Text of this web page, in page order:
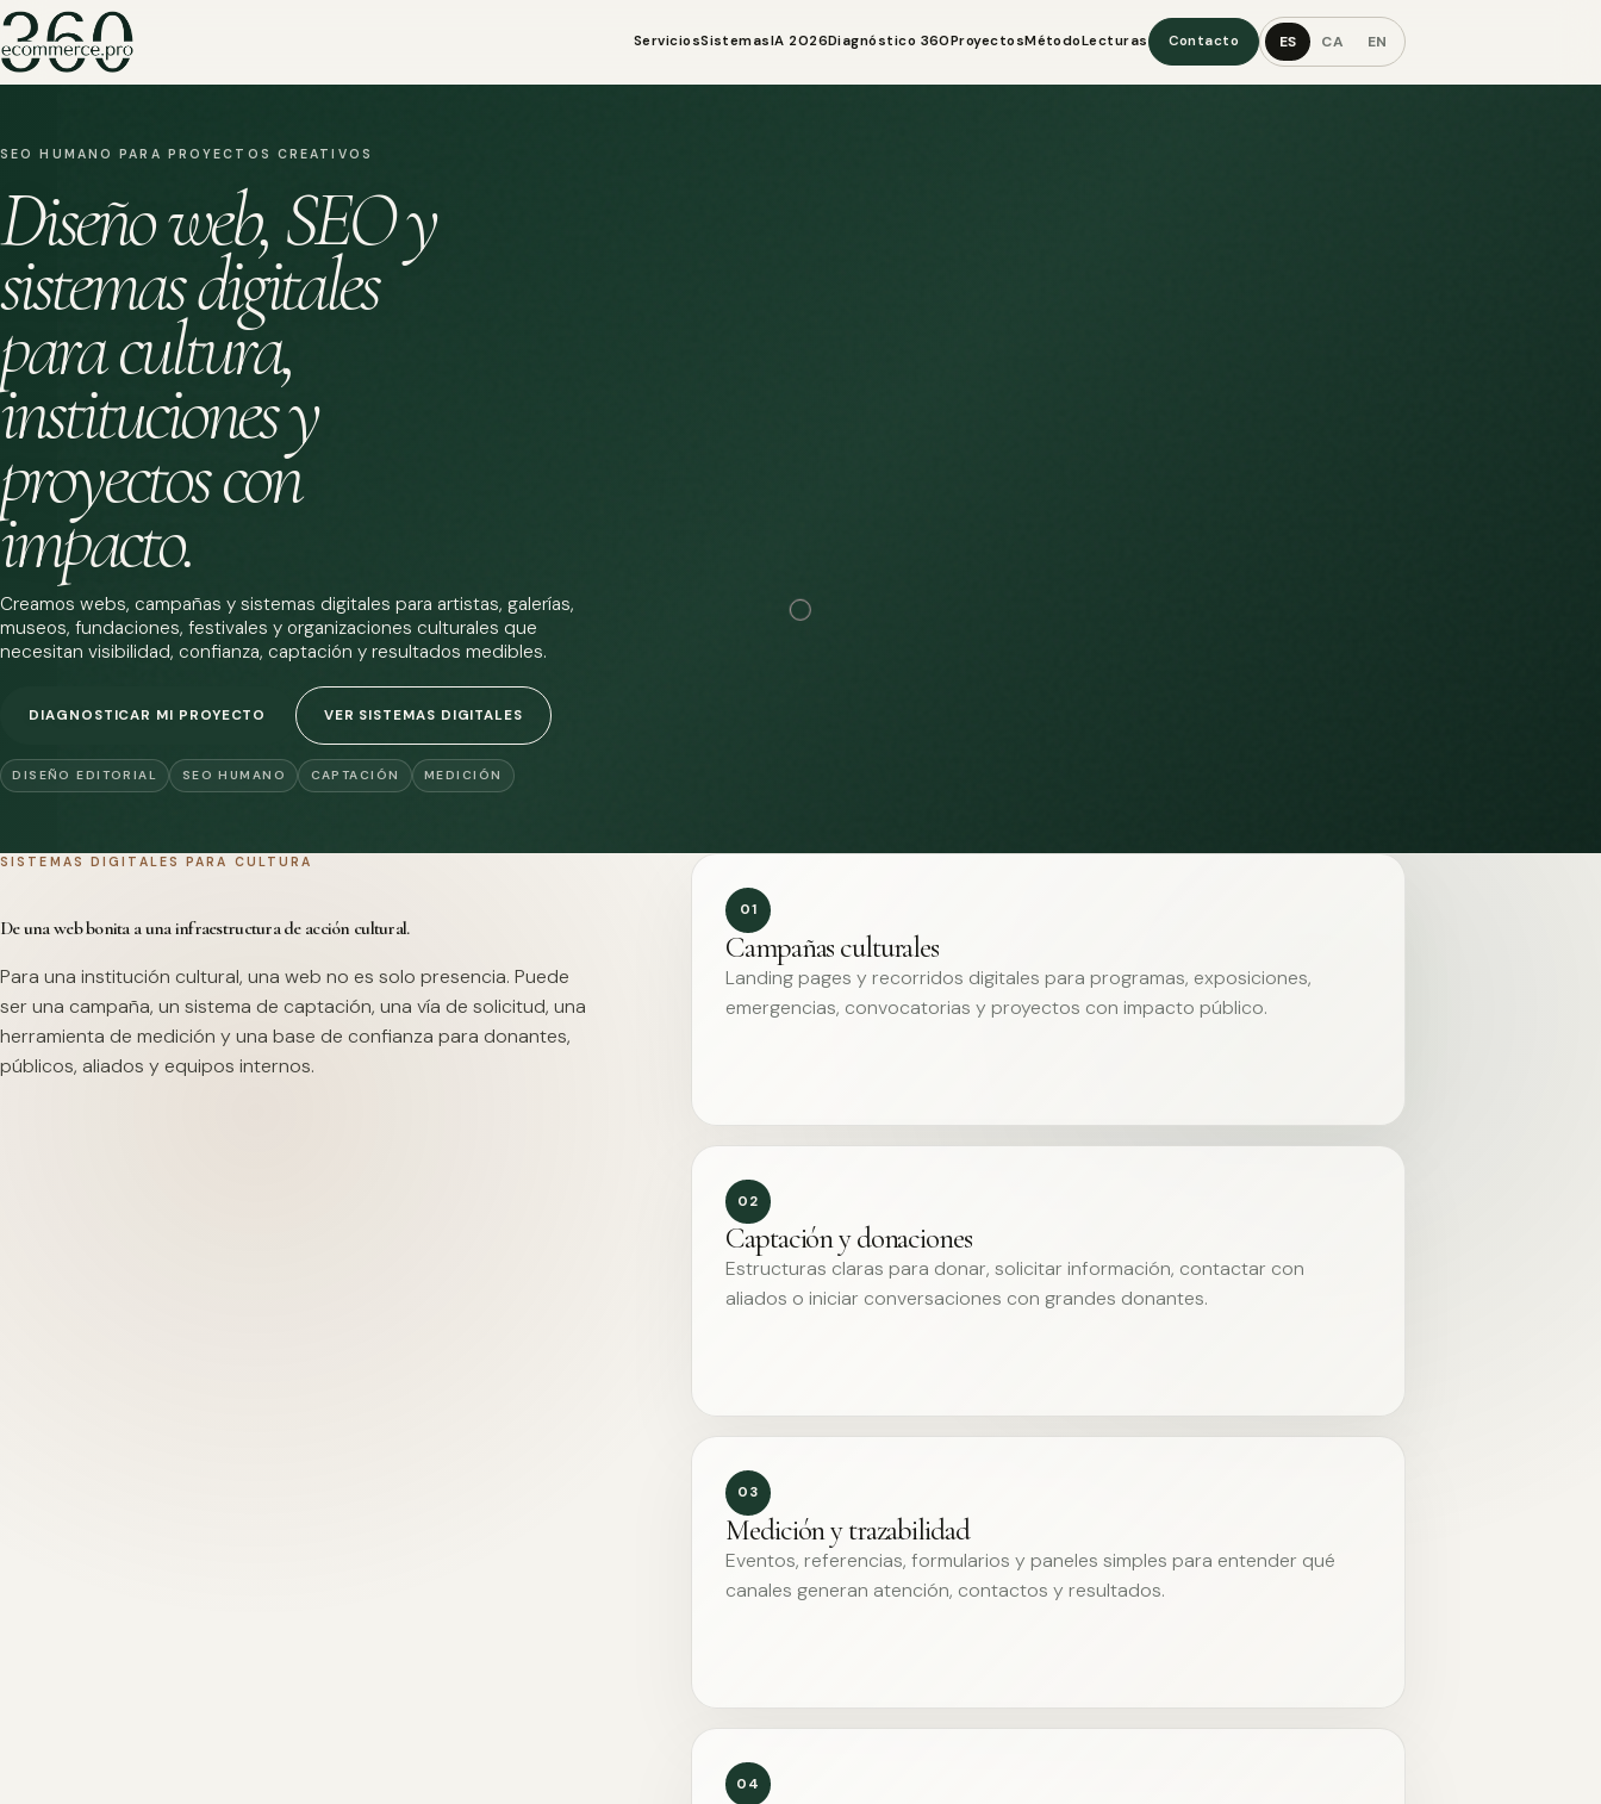
ServiciosSistemasIA 2026Diagnóstico 360ProyectosMétodoLecturas Contacto ES CA EN
SEO HUMANO PARA PROYECTOS CREATIVOS
Diseño web, SEO y
sistemas digitales
para cultura,
instituciones y
proyectos con
impacto.
Creamos webs, campañas y sistemas digitales para artistas, galerías,
museos, fundaciones, festivales y organizaciones culturales que
necesitan visibilidad, confianza, captación y resultados medibles.
DIAGNOSTICAR MI PROYECTO VER SISTEMAS DIGITALES
DISEÑO EDITORIAL SEO HUMANO CAPTACIÓN MEDICIÓN
SISTEMAS DIGITALES PARA CULTURA
De una web bonita a una infraestructura de acción cultural.
Para una institución cultural, una web no es solo presencia. Puede
ser una campaña, un sistema de captación, una vía de solicitud, una
herramienta de medición y una base de confianza para donantes,
públicos, aliados y equipos internos.
01
Campañas culturales
Landing pages y recorridos digitales para programas, exposiciones,
emergencias, convocatorias y proyectos con impacto público.
02
Captación y donaciones
Estructuras claras para donar, solicitar información, contactar con
aliados o iniciar conversaciones con grandes donantes.
03
Medición y trazabilidad
Eventos, referencias, formularios y paneles simples para entender qué
canales generan atención, contactos y resultados.
04